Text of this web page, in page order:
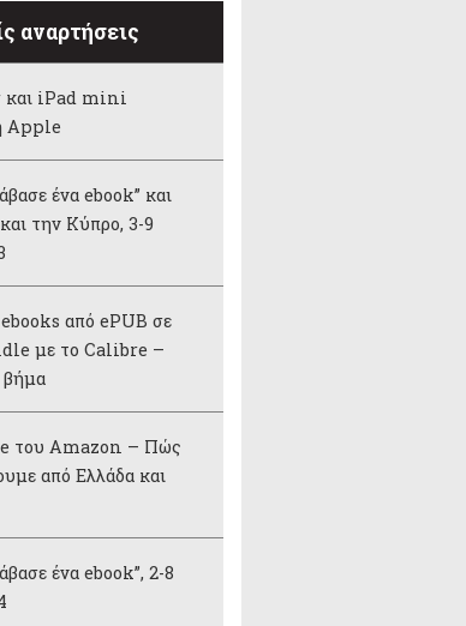
αναρτήσεις
iPad mini
Apple
ένα ebook” και
την Κύπρο, 3-9
από ePUB σε
με το Calibre –
του Amazon – Πώς
από Ελλάδα και
ένα ebook”, 2-8